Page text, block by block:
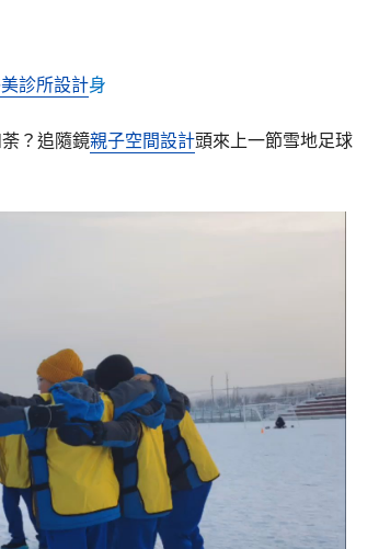
診所設計身
？追隨鏡親子空間設計頭來上一節雪地足球